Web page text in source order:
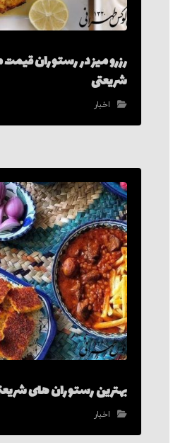
رزرو میز در رستوران
شریعتی
اخبار
بهترین رستوران های
اخبار